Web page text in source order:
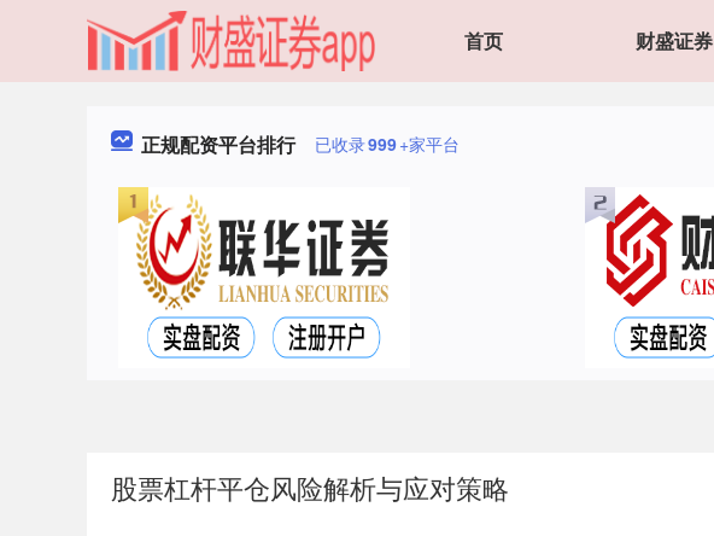
首页 财盛证券
正规配资平台排行 已收录999+家平台
股票杠杆平仓风险解析与应对策略